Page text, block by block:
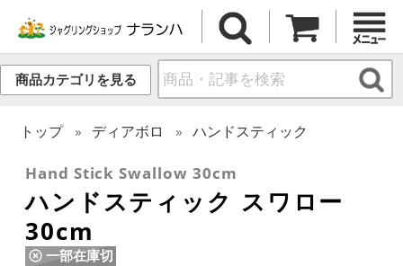
商品カテゴリを見る
トップ ディアボロ ハンドスティック
Hand Stick Swallow 30cm
ハンドスティック スワロー
30cm
一部在庫切